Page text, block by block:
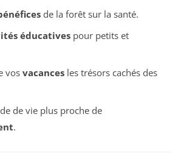
de la forêt sur la santé.
éducativespour petits et
vos vacancesles trésors cachés des
de vie plus proche de
.